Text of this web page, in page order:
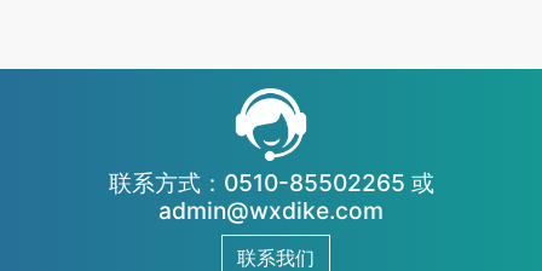
联系方式：0510-85502265 或
admin@wxdike.com
联系我们